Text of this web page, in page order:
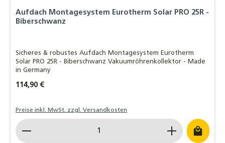
Aufdach Montagesystem Eurotherm Solar PRO 25R -
Biberschwanz
Sicheres & robustes Aufdach Montagesystem Eurotherm
Solar PRO 25R - Biberschwanz Vakuumröhrenkollektor - Made
in Germany
Regulärer Preis:
114,90 €
Preise inkl. MwSt. zzgl. Versandkosten
Produkt Anzahl: Gib den gewünschten Wert